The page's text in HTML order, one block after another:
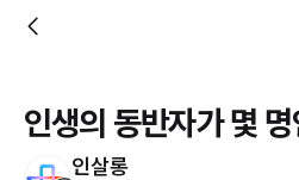
인생의 동반자가 몇
인살롱